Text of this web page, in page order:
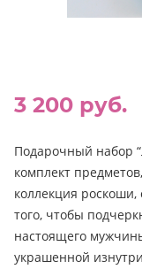
3 200 руб.
Подарочный набор
комплект
коллекция роскоши,
того, чтобы
настоящего
украшенной